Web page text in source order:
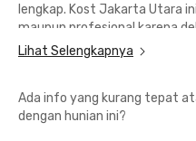
lengkap. Kost Jakarta Utara
maupun profesional karena
perkantoran. Berjarak hanya
Mulia, 20 menit ke Mangga
mempermudah mobilitasmu.
Lihat Selengkapnya
Ada info yang kurang tepat
dengan hunian ini?